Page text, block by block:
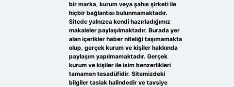
bir marka, kurum veya şahıs şirketi ile
hiçbir bağlantısı bulunmamaktadır.
Sitede yalnızca kendi hazırladığımız
makaleler paylaşılmaktadır. Burada yer
alan içerikler haber niteliği taşımamakta
olup, gerçek kurum ve kişiler hakkında
paylaşım yapılmamaktadır. Gerçek
kurum ve kişiler ile isim benzerlikleri
tamamen tesadüfidir. Sitemizdeki
bilgiler taslak halindedir ve tavsiye